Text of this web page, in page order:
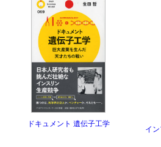
ドキュメント 遺伝子工学
イ